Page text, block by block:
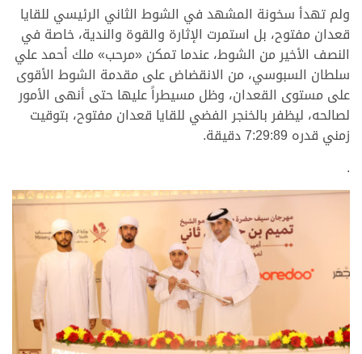
ولم تهدأ سخونة المشهد في الشوط الثاني الرئيسي للقايا
قعدان مفتوح، بل استمرت الإثارة والقوة والندية، خاصة في
النصف الأخير من الشوط، عندما تمكن «مرحب» ملك أحمد علي
سلطان السبوسي، من الانقضاض على مقدمة الشوط الأقوى
على مستوى القعدان، وظل مسيطراً عليها حتى أنهى الأمور
لصالحه، ليظفر بالخنجر الفضي للقايا قعدان مفتوح، بتوقيت
زمني قدره 7:29:89 دقيقة.
.